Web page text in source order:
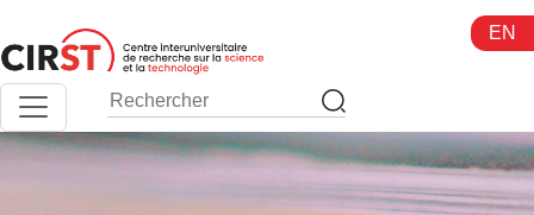
au
contenu
EN